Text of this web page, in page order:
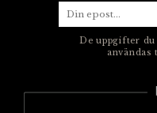
De uppgifter
användas